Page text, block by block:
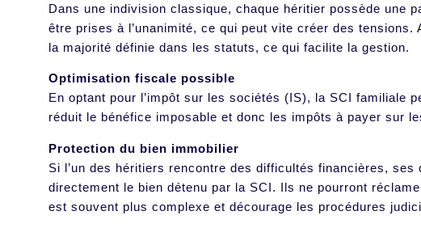
Dans une indivision classique, chaque héritier possède une
être prises à l’unanimité, ce qui peut vite créer des
la majorité définie dans les statuts, ce qui facilite la gestion.
Optimisation fiscale possible
En optant pour l’impôt sur les sociétés (IS), la SCI familiale
réduit le bénéfice imposable et donc les impôts à payer sur
Protection du bien immobilier
Si l’un des héritiers rencontre des difficultés financières,
directement le bien détenu par la SCI. Ils ne pourront
est souvent plus complexe et décourage les procédures